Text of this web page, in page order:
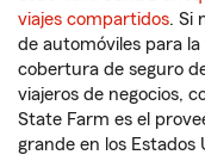
viajes compartidos. Si
de automóviles para
cobertura de seguro
viajeros de negocios,
State Farm es el
grande en los Estados